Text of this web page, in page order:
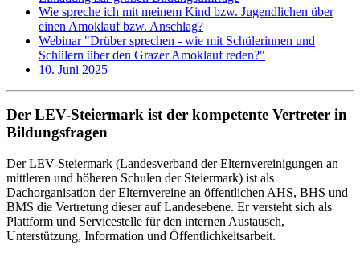
Wie spreche ich mit meinem Kind bzw. Jugendlichen über
einen Amoklauf bzw. Anschlag?
Webinar "Drüber sprechen - wie mit Schülerinnen und
Schülern über den Grazer Amoklauf reden?"
10. Juni 2025
Der LEV-Steiermark ist der kompetente Vertreter in
Bildungsfragen
Der LEV-Steiermark (Landesverband der Elternvereinigungen an
mittleren und höheren Schulen der Steiermark) ist als
Dachorganisation der Elternvereine an öffentlichen AHS, BHS und
BMS die Vertretung dieser auf Landesebene. Er versteht sich als
Plattform und Servicestelle für den internen Austausch,
Unterstützung, Information und Öffentlichkeitsarbeit.